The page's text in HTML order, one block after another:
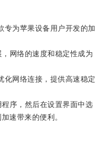
为苹果设备用户开发的加
网络的速度和稳定性成为
网络连接，提供高速稳定
序，然后在设置界面中选
速带来的便利。